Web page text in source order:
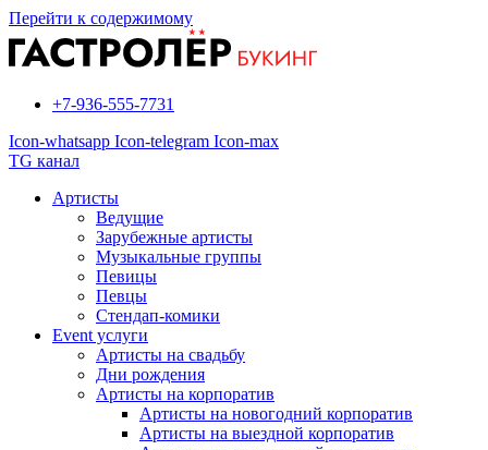
Перейти к содержимому
+7-936-555-7731
Icon-whatsapp Icon-telegram Icon-max
TG канал
Артисты
Ведущие
Зарубежные артисты
Музыкальные группы
Певицы
Певцы
Стендап-комики
Event услуги
Артисты на свадьбу
Дни рождения
Артисты на корпоратив
Артисты на новогодний корпоратив
Артисты на выездной корпоратив